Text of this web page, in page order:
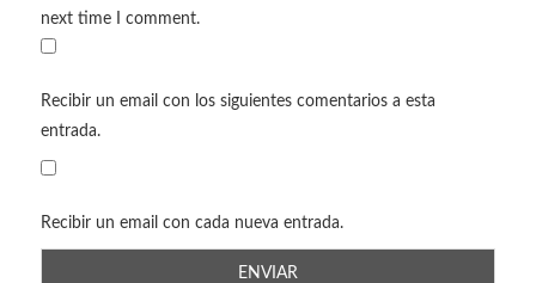
next time I comment.
Recibir un email con los siguientes comentarios a esta
entrada.
Recibir un email con cada nueva entrada.